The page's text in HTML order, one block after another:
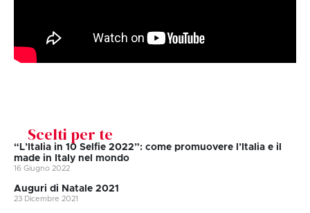
Scelti per te
“L’Italia in 10 Selfie 2022”: come promuovere l’Italia e il
made in Italy nel mondo
16 Giugno 2022
Auguri di Natale 2021
23 Dicembre 2021